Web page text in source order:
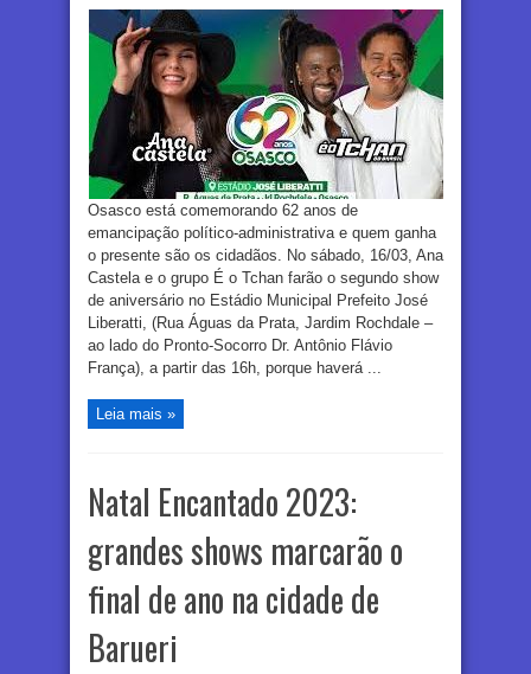
Osasco está comemorando 62 anos de
emancipação político-administrativa e quem ganha
o presente são os cidadãos. No sábado, 16/03, Ana
Castela e o grupo É o Tchan farão o segundo show
de aniversário no Estádio Municipal Prefeito José
Liberatti, (Rua Águas da Prata, Jardim Rochdale –
ao lado do Pronto-Socorro Dr. Antônio Flávio
França), a partir das 16h, porque haverá ...
Leia mais »
Natal Encantado 2023:
grandes shows marcarão o
final de ano na cidade de
Barueri